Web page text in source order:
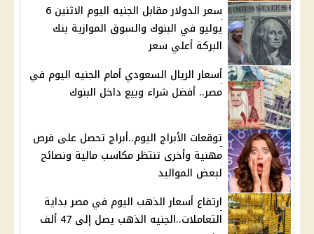
سعر الدولار مقابل الجنيه اليوم الاثنين 6
يوليو في البنوك والسوق الموازية بنك
البركة أعلي سعر
أسعار الريال السعودي أمام الجنيه اليوم في
مصر.. أفضل شراء وبيع داخل البنوك
توقعات الأبراج اليوم..أبراج تحصل على فرص
مهنية وأخرى تنتظر مكاسب مالية ونصائح
لبعض المواليد
ارتفاع أسعار الذهب اليوم في مصر بداية
التعاملات..الجنيه الذهب يصل إلى 47 ألف